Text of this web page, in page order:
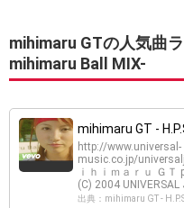
mihimaru GTの人気曲
mihimaru Ball MIX-
mihimaru GT -
http://www.universal-
music.co.jp/
ｉｈｉｍａｒｕ ＧＴ
(C) 2004 UNIVERSAL
出典：mihimaru GT -